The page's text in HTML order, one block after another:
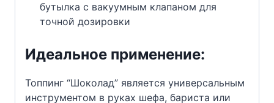
бутылка с вакуумным клапаном для
точной дозировки
Идеальное применение:
Топпинг “Шоколад” является универсальным
инструментом в руках шефа, бариста или